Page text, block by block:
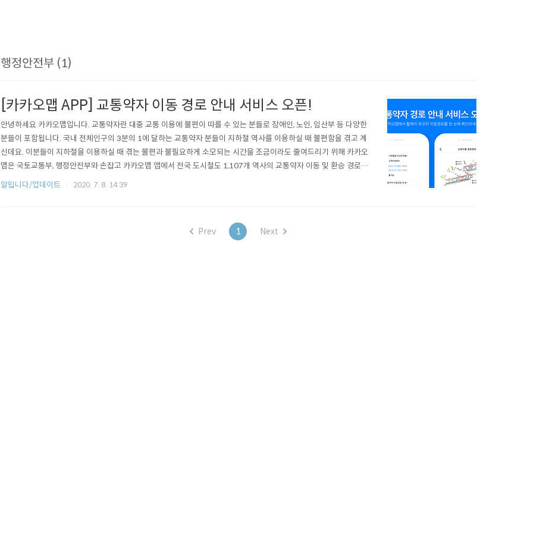
행정안전부 (1)
[카카오맵 APP] 교통약자 이동 경로 안내 서비스 오픈!
안녕하세요 카카오맵입니다. 교통약자란 대중 교통 이용에 불편이 따를 수 있는 분들로 장애인, 노인, 임산부 등 다양한
분들이 포함됩니다. 국내 전체인구의 3분의 1에 달하는 교통약자 분들이 지하철 역사를 이용하실 때 불편함을 겪고 계
신데요. 이분들이 지하철을 이용하실 때 겪는 불편과 불필요하게 소모되는 시간을 조금이라도 줄여드리기 위해 카카오
맵은 국토교통부, 행정안전부와 손잡고 카카오맵 앱에서 전국 도시철도 1,107개 역사의 교통약자 이동 및 환승 경로,
그리고 편의·안전시설 정보를 제공하게 되었습니다. 어떤 부분들이 변경되었는지 바로 살펴볼까요? ✔︎ 지하철 역사 상
알립니다/업데이트 2020. 7. 8. 14:39
Prev 1 Next